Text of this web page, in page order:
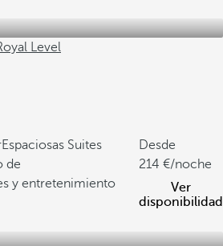
Level
Espaciosas Suites
de
y entretenimiento
Desde
214
/noche
Ver
disponibilidad